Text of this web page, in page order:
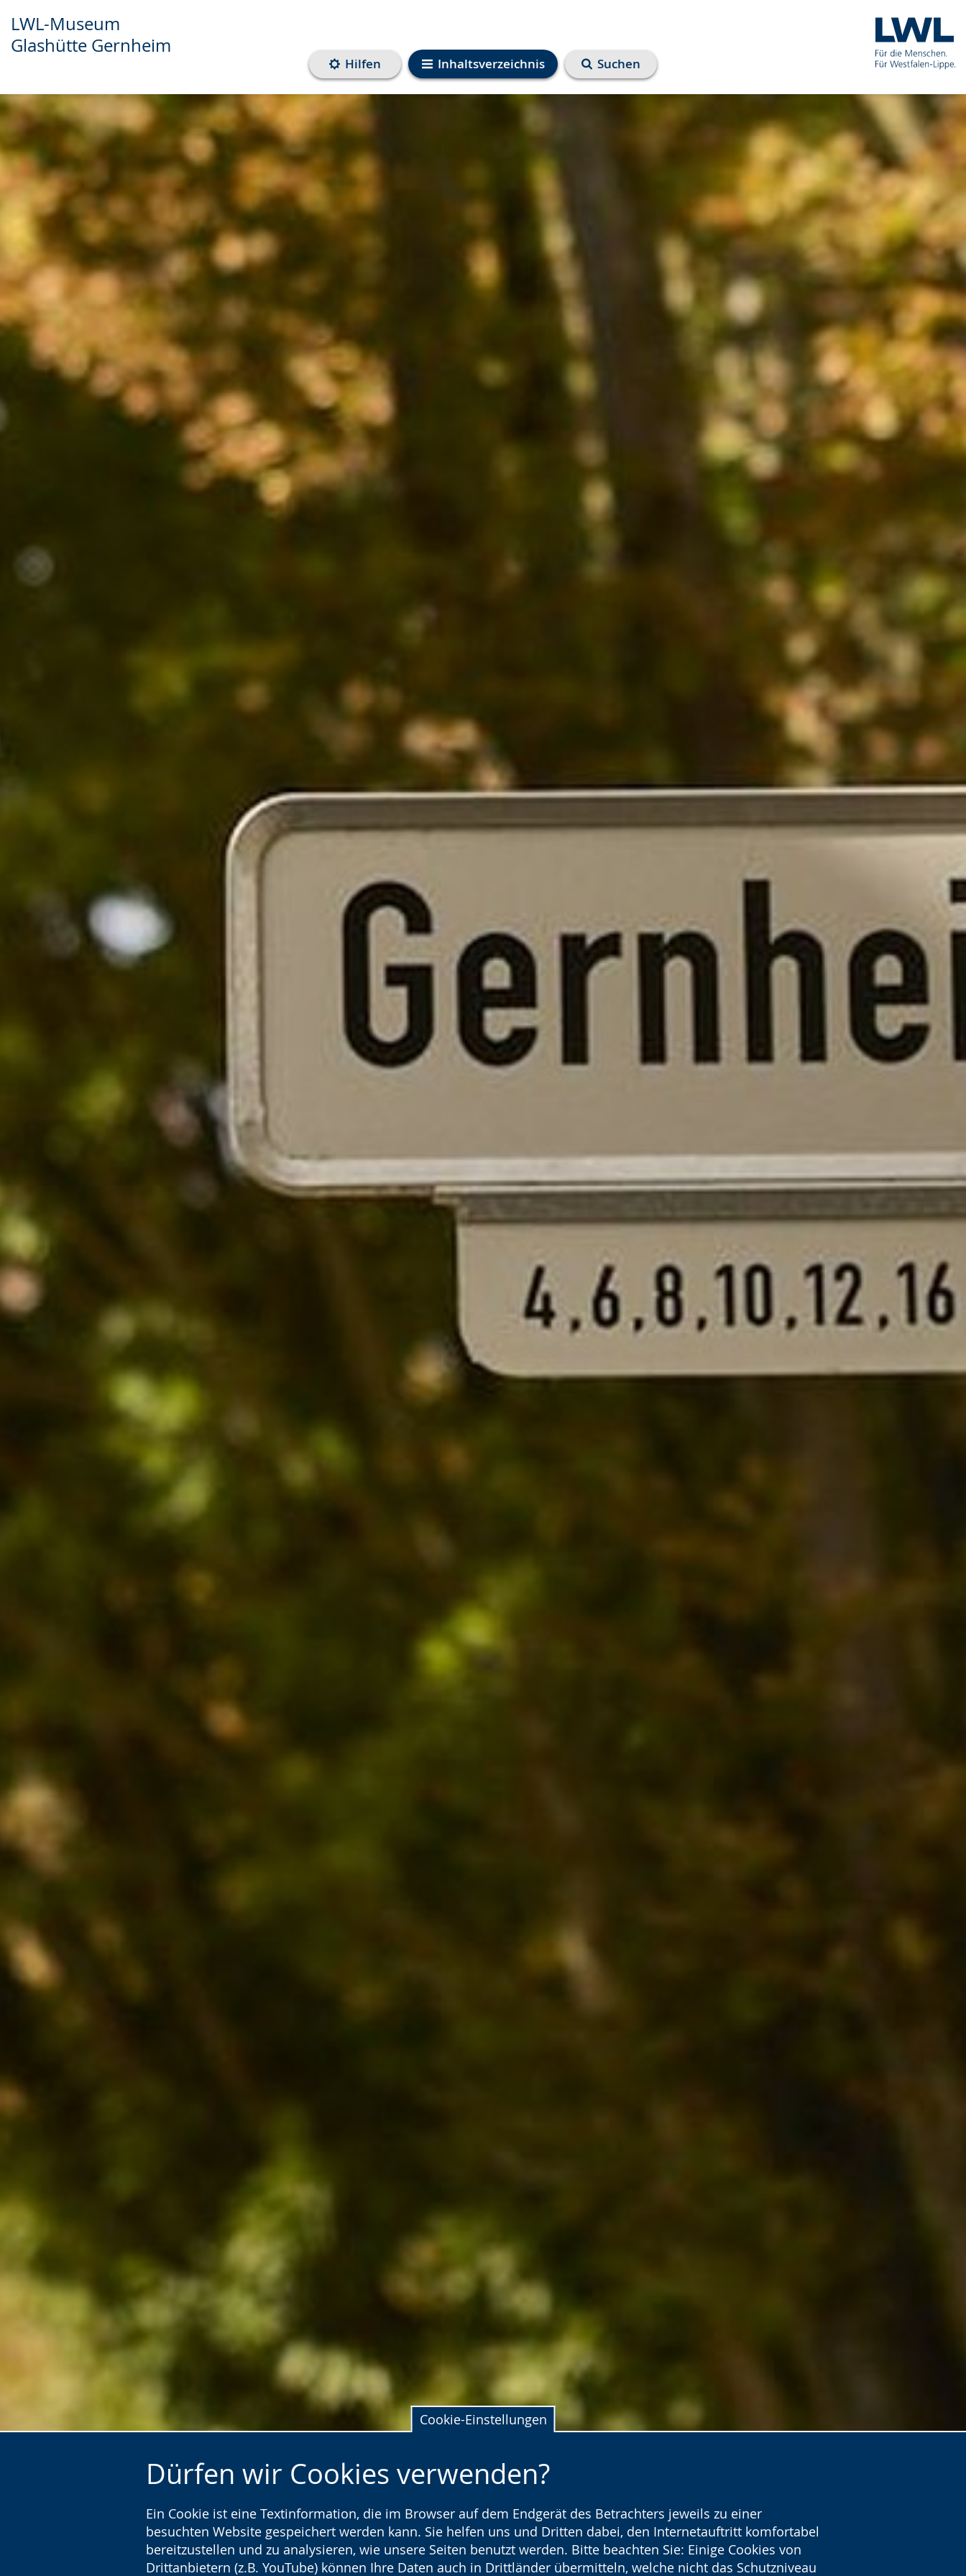
Transkript anzeigen
Abspielen
Pausieren
LWL-Museum
Glashütte Gernheim
Inhaltsverzeichnis
Hilfen Suchen
Cookie-Einstellungen
Dürfen wir Cookies verwenden?
Ein Cookie ist eine Textinformation, die im Browser auf dem Endgerät des Betrachters jeweils zu einer
besuchten Website gespeichert werden kann. Sie helfen uns und Dritten dabei, den Internetauftritt komfortabel
bereitzustellen und zu analysieren, wie unsere Seiten benutzt werden. Bitte beachten Sie: Einige Cookies von
Drittanbietern (z.B. YouTube) können Ihre Daten auch in Drittländer übermitteln, welche nicht das Schutzniveau
Förderverein